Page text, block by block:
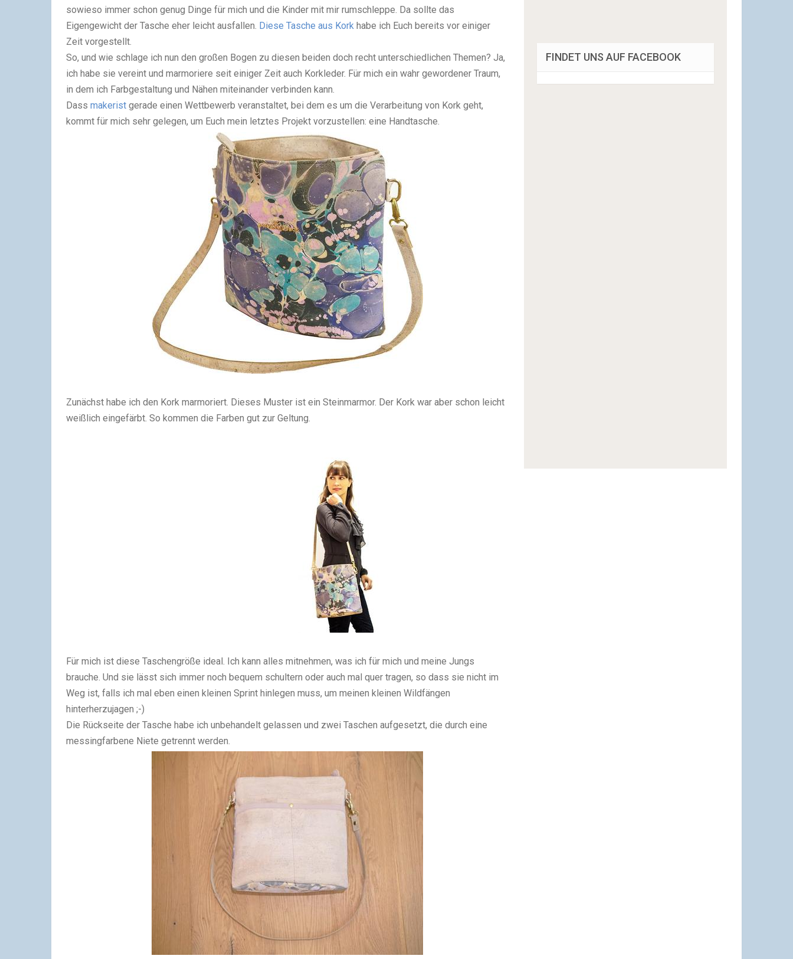
sowieso immer schon genug Dinge für mich und die Kinder mit mir rumschleppe. Da sollte das
Eigengewicht der Tasche eher leicht ausfallen. Diese Tasche aus Kork habe ich Euch bereits vor einiger
Zeit vorgestellt.
So, und wie schlage ich nun den großen Bogen zu diesen beiden doch recht unterschiedlichen Themen? Ja,
ich habe sie vereint und marmoriere seit einiger Zeit auch Korkleder. Für mich ein wahr gewordener Traum,
in dem ich Farbgestaltung und Nähen miteinander verbinden kann.
Dass makerist gerade einen Wettbewerb veranstaltet, bei dem es um die Verarbeitung von Kork geht,
kommt für mich sehr gelegen, um Euch mein letztes Projekt vorzustellen: eine Handtasche.
Zunächst habe ich den Kork marmoriert. Dieses Muster ist ein Steinmarmor. Der Kork war aber schon leicht
weißlich eingefärbt. So kommen die Farben gut zur Geltung.
Für mich ist diese Taschengröße ideal. Ich kann alles mitnehmen, was ich für mich und meine Jungs
brauche. Und sie lässt sich immer noch bequem schultern oder auch mal quer tragen, so dass sie nicht im
Weg ist, falls ich mal eben einen kleinen Sprint hinlegen muss, um meinen kleinen Wildfängen
hinterherzujagen ;-)
Die Rückseite der Tasche habe ich unbehandelt gelassen und zwei Taschen aufgesetzt, die durch eine
messingfarbene Niete getrennt werden.
FINDET UNS AUF FACEBOOK